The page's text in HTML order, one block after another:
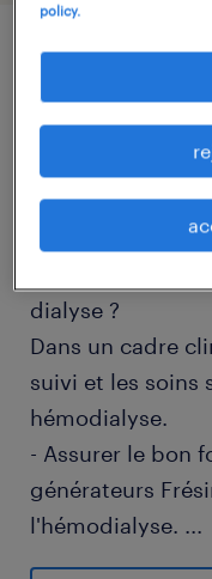
descriptif du
Comment
dialyse ?
Dans un cadre
suivi et les soins
hémodialyse.
- Assurer le bon
générateurs
l'hémodialyse. ...
- Coordonner
policy.